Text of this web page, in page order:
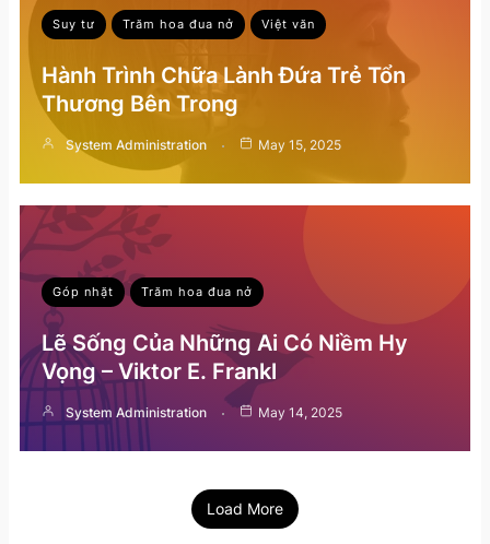
Suy tư Trăm hoa đua nở Việt văn
Hành Trình Chữa Lành Đứa Trẻ Tổn
Thương Bên Trong
System Administration May 15, 2025
Góp nhặt Trăm hoa đua nở
Lẽ Sống Của Những Ai Có Niềm Hy
Vọng – Viktor E. Frankl
System Administration May 14, 2025
Load More